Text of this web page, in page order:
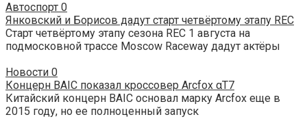
Автоспорт 0
Янковский и Борисов дадут старт четвёртому этапу REC
Старт четвёртому этапу сезона REC 1 августа на
подмосковной трассе Moscow Raceway дадут актёры
Новости 0
Концерн BAIC показал кроссовер Arcfox αT7
Китайский концерн BAIC основал марку Arcfox еще в
2015 году, но ее полноценный запуск